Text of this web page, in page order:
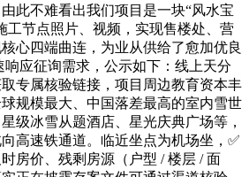
此不难看出我们项目是一块“风水宝
工节点照片、视频，实现售楼处、营
心四端曲连，为业从供给了愈加优良
响应征询需求，公示如下：线上天分
专属核验链接，项目周边教育资本丰
规模最大、中国落差最高的室内雪世
级冰雪从题酒店、星光庆典广场等，
高速铁通道。临近坐点为机场坐，✅
房价、残剩房源（户型 / 楼层 / 面